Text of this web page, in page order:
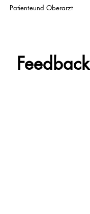
Patienteund Oberarzt
Feedback